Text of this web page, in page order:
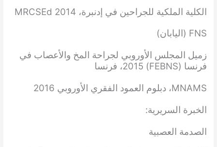
الكلية الملكية للجراحين في إدنبرة، MRCSEd 2014
FNS (اليابان)
زميل المجلس الأوروبي لجراحة المخ والأعصاب في
فرنسا (FEBNS) 2015، فرنسا
MNAMS، دبلوم العمود الفقري الأوروبي 2016
الخبرة السريرية:
الصدمة العصبية